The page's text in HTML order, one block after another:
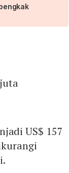
US$ 157